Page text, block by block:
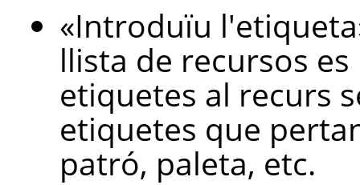
«Introduïu l'etiqueta
llista de recursos
etiquetes al recurs
etiquetes que
patró, paleta, etc.